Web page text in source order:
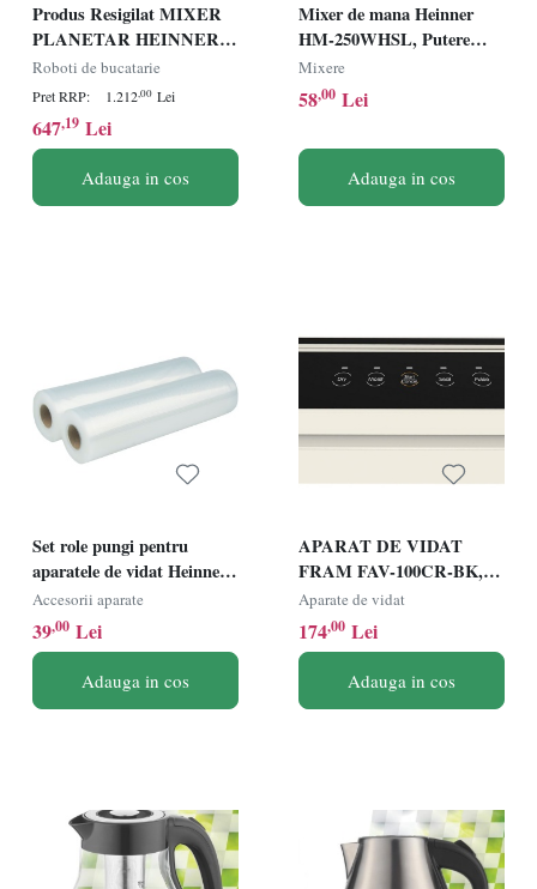
Produs Resigilat MIXER
PLANETAR HEINNER
HPM-1500XMC-V2
Roboti de bucatarie
Pret RRP: 1.212,00 Lei
647,19 Lei
Adauga in cos
Mixer de mana Heinner
HM-250WHSL, Putere
250W, 6 viteze + Turbo,
Alb
Mixere
58,00 Lei
Adauga in cos
Set role pungi pentru
aparatele de vidat Heinner
HAV-BAGS-2R,
compatibile cu toate
modelele de aparate de
vidat Heinner, 2 role/set, 28
x 500 cm
Accesorii aparate
39,00 Lei
Adauga in cos
APARAT DE VIDAT
FRAM FAV-100CR-BK,
Putere 100W, Vidare
uscata/umeda, Functie
sigilare, Cutter incorporat,
Vidare caserole, Compatibil
cu pungi cu latime max. 30
Aparate de vidat
174,00 Lei
Adauga in cos